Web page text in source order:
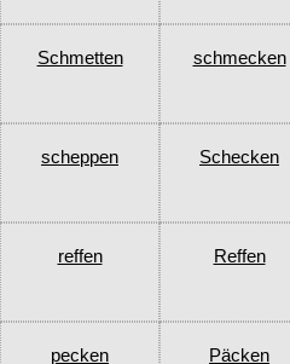
Schmetten schmecken
scheppen Schecken
reffen Reffen
pecken Päcken